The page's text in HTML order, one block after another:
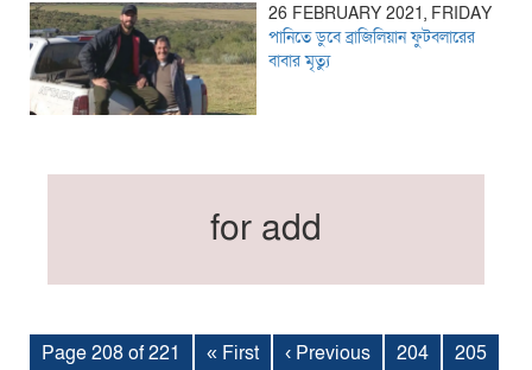
26 FEBRUARY 2021, FRIDAY
পানিতে ডুবে ব্রাজিলিয়ান ফুটবলারের
বাবার মৃত্যু
for add
Page 208 of 221 « First ‹ Previous 204
205